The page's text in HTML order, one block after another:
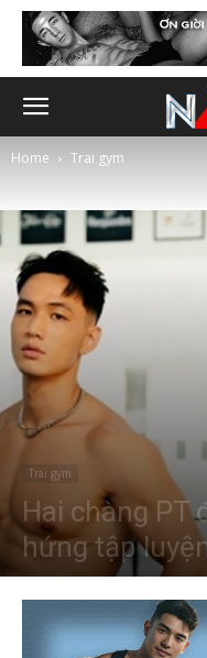
Home Trai gym
Trai gym
Hai chàng PT
hứng tập